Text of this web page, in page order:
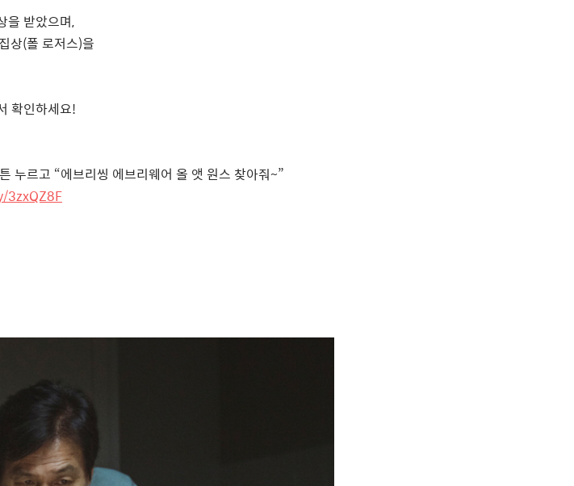
을 받았으며,
상(폴 로저스)을
확인하세요!
누르고 “에브리씽 에브리웨어 올 앳 원스 찾아줘~”